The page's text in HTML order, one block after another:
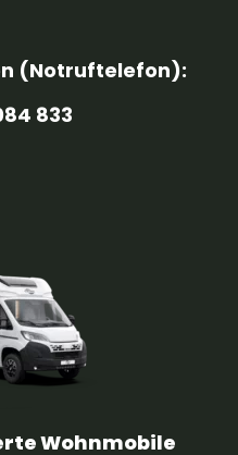
(Notruftelefon):
833
Wohnmobile